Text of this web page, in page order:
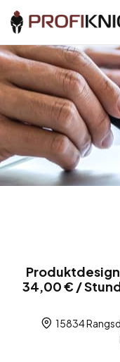
34,00 € /
15834